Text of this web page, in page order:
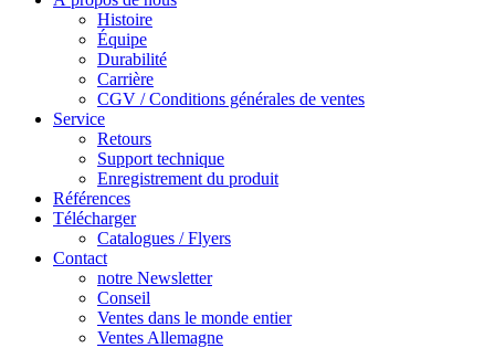
Histoire
Équipe
Durabilité
Carrière
CGV / Conditions générales de ventes
Service
Retours
Support technique
Enregistrement du produit
Références
Télécharger
Catalogues / Flyers
Contact
notre Newsletter
Conseil
Ventes dans le monde entier
Ventes Allemagne